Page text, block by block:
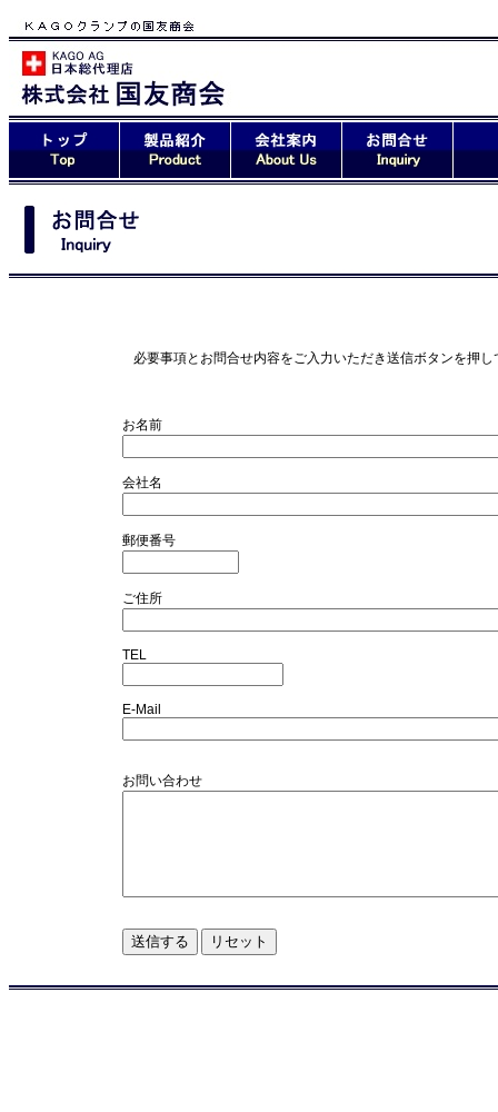
必要事項とお問合せ内容をご入力いただき送信ボタンを押し
お名前
会社名
郵便番号
ご住所
TEL
E-Mail
お問い合わせ